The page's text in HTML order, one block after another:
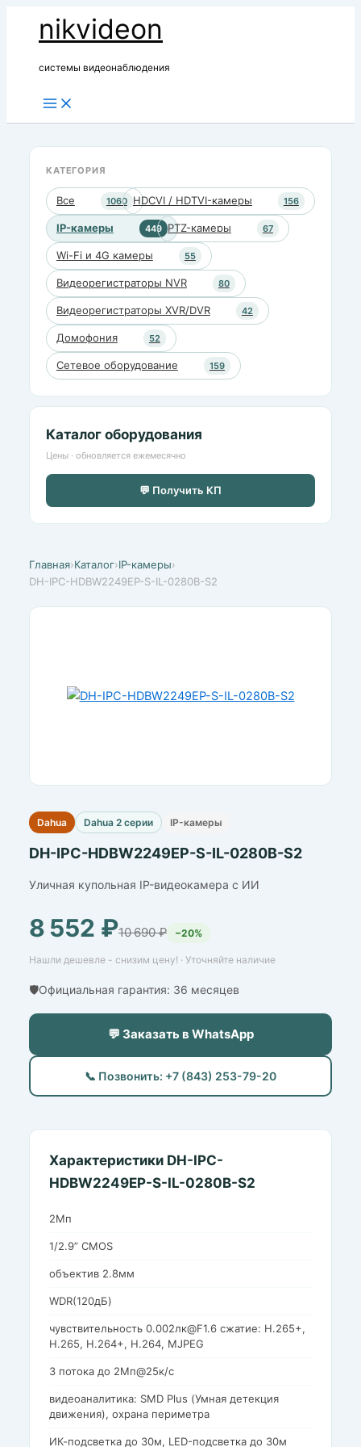
nikvideon
системы видеонаблюдения
КАТЕГОРИЯ
Все 1060 HDCVI / HDTVI-камеры 156
IP-камеры 449 PTZ-камеры 67
Wi-Fi и 4G камеры 55
Видеорегистраторы NVR 80
Видеорегистраторы XVR/DVR 42
Домофония 52
Сетевое оборудование 159
Каталог оборудования
Цены · обновляется ежемесячно
💬 Получить КП
Главная›Каталог›IP-камеры›
DH-IPC-HDBW2249EP-S-IL-0280B-S2
Dahua Dahua 2 серии IP-камеры
DH-IPC-HDBW2249EP-S-IL-0280B-S2
Уличная купольная IP-видеокамера с ИИ
8 552 ₽10 690 ₽ −20%
Нашли дешевле - снизим цену! · Уточняйте наличие
🛡️Официальная гарантия: 36 месяцев
💬 Заказать в WhatsApp
📞 Позвонить: +7 (843) 253-79-20
Характеристики DH-IPC-
HDBW2249EP-S-IL-0280B-S2
2Мп
1/2.9” CMOS
объектив 2.8мм
WDR(120дБ)
чувствительность 0.002лк@F1.6 сжатие: H.265+,
H.265, H.264+, H.264, MJPEG
3 потока до 2Мп@25к/с
видеоаналитика: SMD Plus (Умная детекция
движения), охрана периметра
ИК-подсветка до 30м, LED-подсветка до 30м